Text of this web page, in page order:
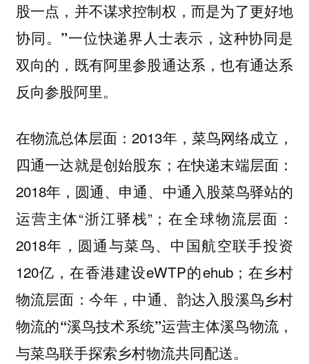
股一点，并不谋求控制权，而是为了更好地
协同。”一位快递界人士表示，这种协同是
双向的，既有阿里参股通达系，也有通达系
反向参股阿里。
在物流总体层面：2013年，菜鸟网络成立，
四通一达就是创始股东；在快递末端层面：
2018年，圆通、申通、中通入股菜鸟驿站的
运营主体“浙江驿栈”；在全球物流层面：
2018年，圆通与菜鸟、中国航空联手投资
120亿，在香港建设eWTP的ehub；在乡村
物流层面： 今年，中通、韵达入股溪鸟乡村
物流的“溪鸟技术系统”运营主体溪鸟物流，
与菜鸟联手探索乡村物流共同配送。